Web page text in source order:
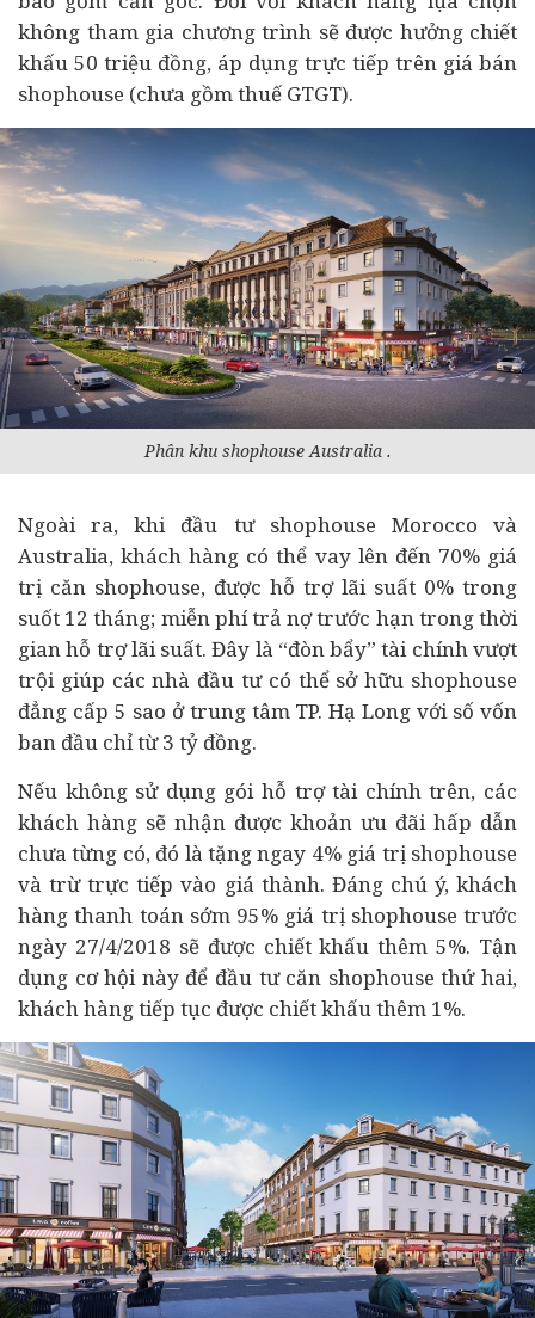
không tham gia chương trình sẽ được hưởng chiết
khấu 50 triệu đồng, áp dụng trực tiếp trên giá bán
shophouse (chưa gồm thuế GTGT).
Phân khu shophouse Australia .
Ngoài ra, khi đầu tư shophouse Morocco và
Australia, khách hàng có thể vay lên đến 70% giá
trị căn shophouse, được hỗ trợ lãi suất 0% trong
suốt 12 tháng; miễn phí trả nợ trước hạn trong thời
gian hỗ trợ lãi suất. Đây là “đòn bẩy”tài chínhvượt
trội giúp các nhà đầu tư có thể sở hữu shophouse
đẳng cấp 5 sao ở trung tâm TP. Hạ Long với số vốn
ban đầu chỉ từ 3 tỷ đồng.
Nếu không sử dụng gói hỗ trợ tài chính trên, các
khách hàng sẽ nhận được khoản ưu đãi hấp dẫn
chưa từng có, đó là tặng ngay 4% giá trị shophouse
và trừ trực tiếp vào giá thành. Đáng chú ý, khách
hàng thanh toán sớm 95% giá trị shophouse trước
ngày 27/4/2018 sẽ được chiết khấu thêm 5%. Tận
dụng cơ hội này để đầu tư căn shophouse thứ hai,
khách hàng tiếp tục được chiết khấu thêm 1%.